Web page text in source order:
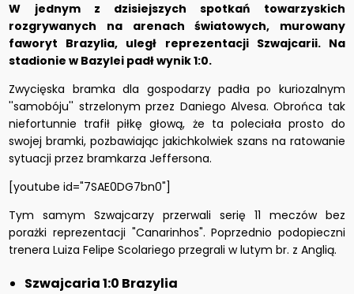
W jednym z dzisiejszych spotkań towarzyskich
rozgrywanych na arenach światowych, murowany
faworyt Brazylia, uległ reprezentacji Szwajcarii. Na
stadionie w Bazylei padł wynik 1:0.
Zwycięska bramka dla gospodarzy padła po kuriozalnym
''samobóju'' strzelonym przez Daniego Alvesa. Obrońca tak
niefortunnie trafił piłkę głową, że ta poleciała prosto do
swojej bramki, pozbawiając jakichkolwiek szans na ratowanie
sytuacji przez bramkarza Jeffersona.
[youtube id="7SAE0DG7bn0"]
Tym samym Szwajcarzy przerwali serię 11 meczów bez
porażki reprezentacji "Canarinhos". Poprzednio podopieczni
trenera Luiza Felipe Scolariego przegrali w lutym br. z Anglią.
Szwajcaria 1:0 Brazylia